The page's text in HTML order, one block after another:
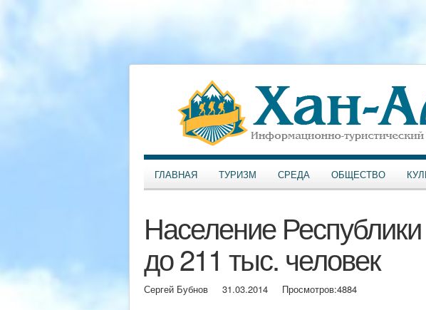
ГЛАВНАЯ ТУРИЗМ СРЕДА ОБЩЕСТВО
Население
до 211 тыс. человек
Сергей Бубнов 31.03.2014 Просмотров:4884